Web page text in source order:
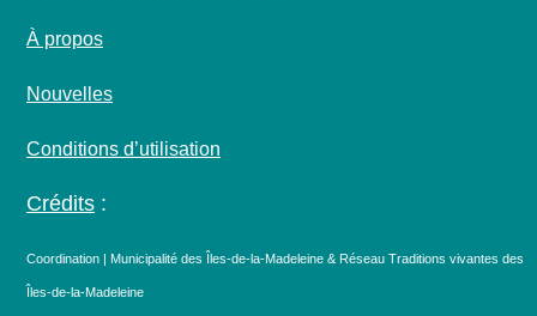
À propos
Nouvelles
Conditions d’utilisation
Crédits :
Coordination | Municipalité des Îles-de-la-Madeleine & Réseau Traditions vivantes des
Îles-de-la-Madeleine